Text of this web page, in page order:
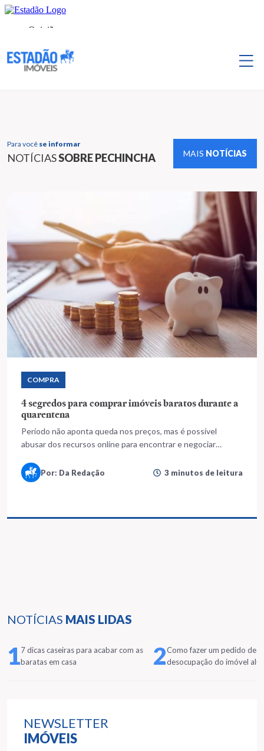
Para você se informar
NOTÍCIASSOBRE PECHINCHA MAIS NOTÍCIAS
NOTÍCIAS MAIS LIDAS
17 dicas caseiras para acabar com as
baratas em casa
2Como fazer um pedido de
desocupação do imóvel
NEWSLETTER
IMÓVEIS
COMPRA
4 segredos para comprar imóveis baratos durante a
quarentena
Período não aponta queda nos preços, mas é possível
abusar dos recursos online para encontrar e negociar
Por: Da Redação 3 minutos de leitura